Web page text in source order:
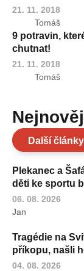
21. 11. 2018
Tomáš
9 potravin,
chutnat!
21. 11. 2018
Tomáš
Další články
Plekanec a
děti ke sportu
06. 08. 2026
Jan
Tragédie na
příkopu, našli
04. 08. 2026